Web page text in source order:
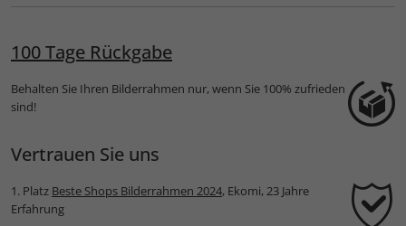
100 Tage Rückgabe
Behalten Sie Ihren Bilderrahmen nur, wenn Sie 100% zufrieden
sind!
Vertrauen Sie uns
1. Platz Beste Shops Bilderrahmen 2024, Ekomi, 23 Jahre
Erfahrung